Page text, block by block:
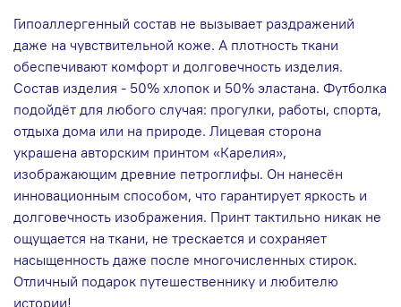
Гипоаллергенный состав не вызывает раздражений
даже на чувствительной коже. А плотность ткани
обеспечивают комфорт и долговечность изделия.
Состав изделия - 50% хлопок и 50% эластана. Футболка
подойдёт для любого случая: прогулки, работы, спорта,
отдыха дома или на природе. Лицевая сторона
украшена авторским принтом «Карелия»,
изображающим древние петроглифы. Он нанесён
инновационным способом, что гарантирует яркость и
долговечность изображения. Принт тактильно никак не
ощущается на ткани, не трескается и сохраняет
насыщенность даже после многочисленных стирок.
Отличный подарок путешественнику и любителю
истории!